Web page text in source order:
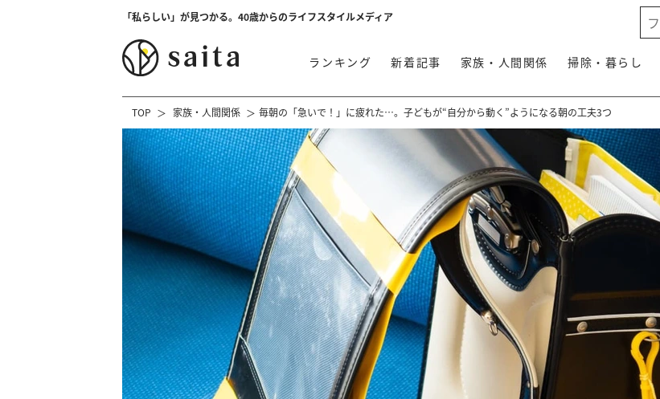
「私らしい」が見つかる。40歳からのライフスタイルメディア
ランキング 新着記事 家族・人間関係 掃除・暮らし
TOP 家族・人間関係 毎朝の「急いで！」に疲れた…。子どもが“自分から動く”ようになる朝の工夫3つ